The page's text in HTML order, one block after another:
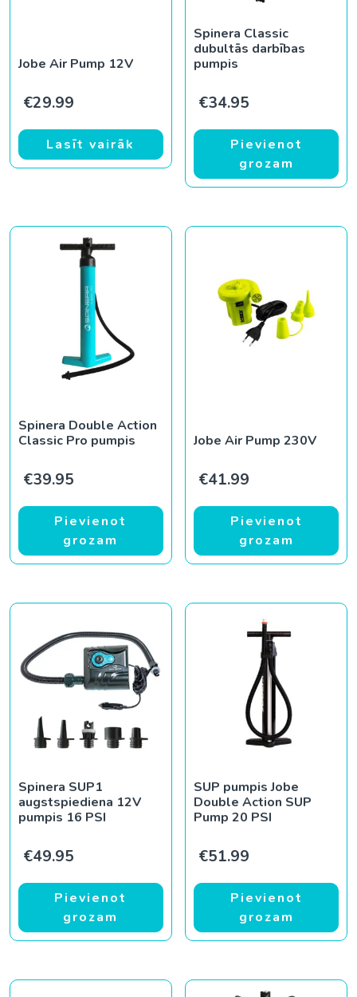
Jobe Air Pump 12V
€29.99
Lasīt vairāk
Spinera Classic
dubultās darbības
pumpis
€34.95
Pievienot
grozam
Spinera Double Action
Classic Pro pumpis
€39.95
Pievienot
grozam
Jobe Air Pump 230V
€41.99
Pievienot
grozam
Spinera SUP1
augstspiediena 12V
pumpis 16 PSI
€49.95
Pievienot
grozam
SUP pumpis Jobe
Double Action SUP
Pump 20 PSI
€51.99
Pievienot
grozam